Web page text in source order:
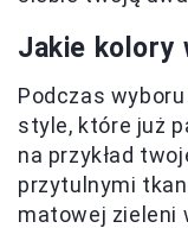
Jakie kolory
Podczas
style, które już
na przykład
przytulnymi
matowej zieleni